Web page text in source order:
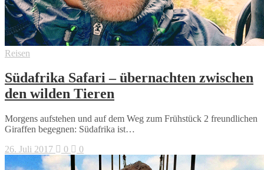
Reisen
Südafrika Safari – übernachten zwischen
den wilden Tieren
Morgens aufstehen und auf dem Weg zum Frühstück 2 freundlichen
Giraffen begegnen: Südafrika ist…
26. Juli 2017
0 0